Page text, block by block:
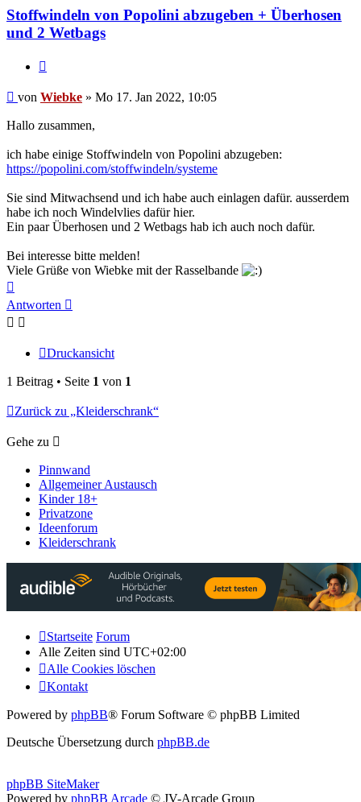
Stoffwindeln von Popolini abzugeben + Überhosen
und 2 Wetbags
Beitrag
von Wiebke » Mo 17. Jan 2022, 10:05
Hallo zusammen,
ich habe einige Stoffwindeln von Popolini abzugeben:
https://popolini.com/stoffwindeln/systeme
Sie sind Mitwachsend und ich habe auch einlagen dafür. ausserdem
habe ich noch Windelvlies dafür hier.
Ein paar Überhosen und 2 Wetbags hab ich auch noch dafür.
Bei interesse bitte melden!
Viele Grüße von Wiebke mit der Rasselbande
oben
Antworten
Druckansicht
1 Beitrag • Seite 1 von 1
Zurück zu „Kleiderschrank“
Gehe zu
Pinnwand
Allgemeiner Austausch
Kinder 18+
Privatzone
Ideenforum
Kleiderschrank
Startseite Forum
Alle Zeiten sind UTC+02:00
Alle Cookies löschen
Kontakt
Powered by phpBB® Forum Software © phpBB Limited
Deutsche Übersetzung durch phpBB.de
phpBB SiteMaker
Powered by phpBB Arcade © JV-Arcade Group